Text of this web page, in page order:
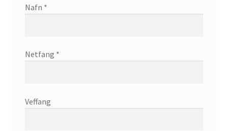
Nafn *
Netfang *
Veffang